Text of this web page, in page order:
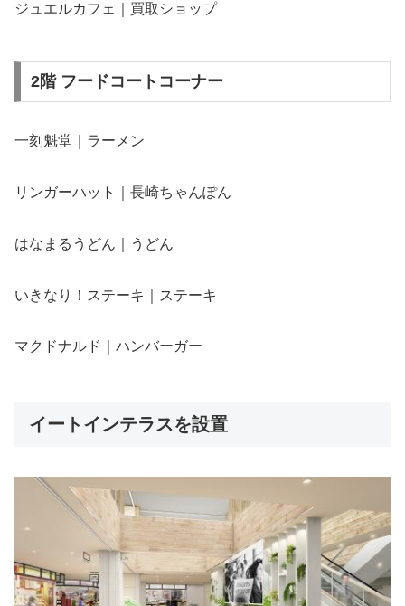
ジュエルカフェ｜買取ショップ
2階 フードコートコーナー
一刻魁堂｜ラーメン
リンガーハット｜長崎ちゃんぽん
はなまるうどん｜うどん
いきなり！ステーキ｜ステーキ
マクドナルド｜ハンバーガー
イートインテラスを設置